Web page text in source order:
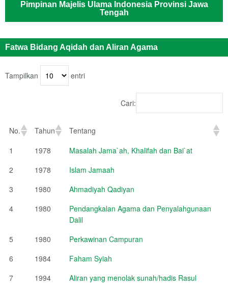
Pimpinan Majelis Ulama Indonesia Provinsi Jawa
Tengah
Fatwa Bidang Aqidah dan Aliran Agama
Tampilkan entri
Cari:
No. Tahun
Tentang
1
1978
Masalah Jama`ah, Khalifah dan Bai`at
2
1978
Islam Jamaah
3
1980
Ahmadiyah Qadiyan
4
1980
Pendangkalan Agama dan Penyalahgunaan
Dalil
5
1980
Perkawinan Campuran
6
1984
Faham Syiah
7
1994
Aliran yang menolak sunah/hadis Rasul